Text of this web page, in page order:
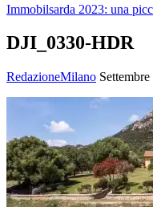
Immobilsarda 2023: una
DJI_0330-HDR
RedazioneMilano